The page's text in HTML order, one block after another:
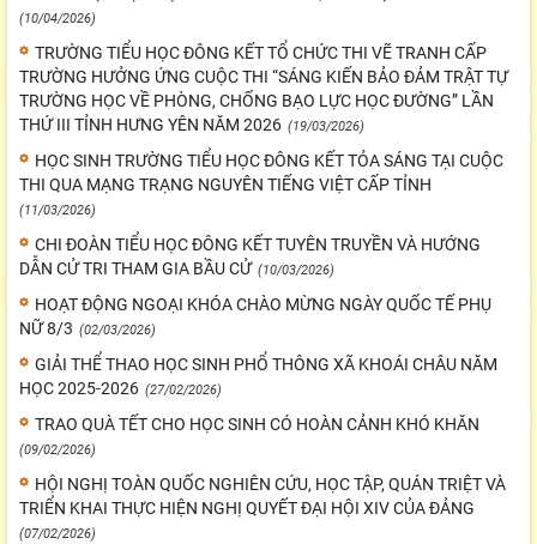
(10/04/2026)
TRƯỜNG TIỂU HỌC ĐÔNG KẾT TỔ CHỨC THI VẼ TRANH CẤP
TRƯỜNG HƯỞNG ỨNG CUỘC THI “SÁNG KIẾN BẢO ĐẢM TRẬT TỰ
TRƯỜNG HỌC VỀ PHÒNG, CHỐNG BẠO LỰC HỌC ĐƯỜNG” LẦN
THỨ III TỈNH HƯNG YÊN NĂM 2026 (19/03/2026)
HỌC SINH TRƯỜNG TIỂU HỌC ĐÔNG KẾT TỎA SÁNG TẠI CUỘC
THI QUA MẠNG TRẠNG NGUYÊN TIẾNG VIỆT CẤP TỈNH
(11/03/2026)
CHI ĐOÀN TIỂU HỌC ĐÔNG KẾT TUYÊN TRUYỀN VÀ HƯỚNG
DẪN CỬ TRI THAM GIA BẦU CỬ (10/03/2026)
HOẠT ĐỘNG NGOẠI KHÓA CHÀO MỪNG NGÀY QUỐC TẾ PHỤ
NỮ 8/3 (02/03/2026)
GIẢI THỂ THAO HỌC SINH PHỔ THÔNG XÃ KHOÁI CHÂU NĂM
HỌC 2025-2026 (27/02/2026)
TRAO QUÀ TẾT CHO HỌC SINH CÓ HOÀN CẢNH KHÓ KHĂN
(09/02/2026)
HỘI NGHỊ TOÀN QUỐC NGHIÊN CỨU, HỌC TẬP, QUÁN TRIỆT VÀ
TRIỂN KHAI THỰC HIỆN NGHỊ QUYẾT ĐẠI HỘI XIV CỦA ĐẢNG
(07/02/2026)